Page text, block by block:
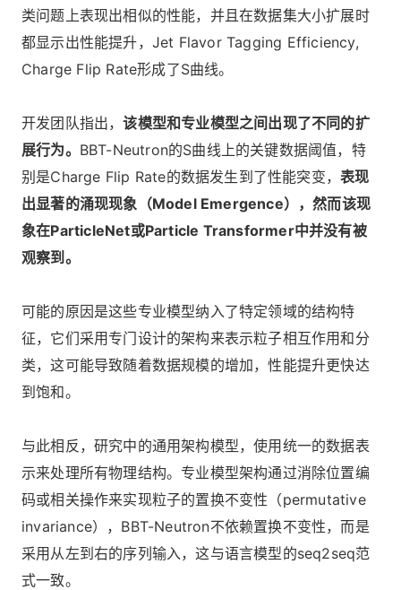
类问题上表现出相似的性能，并且在数据集大小扩展时
都显示出性能提升，Jet Flavor Tagging Efficiency,
Charge Flip Rate形成了S曲线。
开发团队指出，该模型和专业模型之间出现了不同的扩
展行为。 BBT-Neutron的S曲线上的关键数据阈值，特
别是Charge Flip Rate的数据发生到了性能突变， 表现
出显著的涌现现象（Model Emergence），然而该现
象在ParticleNet或Particle Transformer中并没有被
观察到。
可能的原因是这些专业模型纳入了特定领域的结构特
征，它们采用专门设计的架构来表示粒子相互作用和分
类，这可能导致随着数据规模的增加，性能提升更快达
到饱和。
与此相反，研究中的通用架构模型，使用统一的数据表
示来处理所有物理结构。专业模型架构通过消除位置编
码或相关操作来实现粒子的置换不变性（permutative
invariance），BBT-Neutron不依赖置换不变性，而是
采用从左到右的序列输入，这与语言模型的seq2seq范
式一致。